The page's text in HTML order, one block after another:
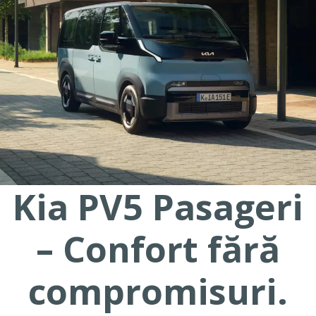
Kia PV5 Pasageri
– Confort fără
compromisuri.